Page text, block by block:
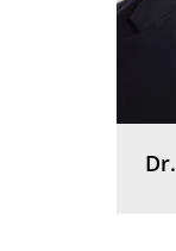
Dr.